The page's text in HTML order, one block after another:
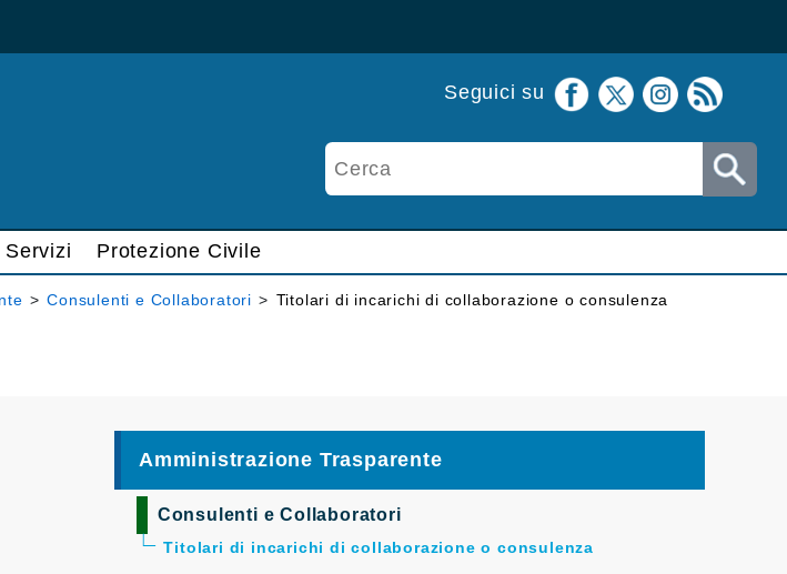
Seguici su
Servizi Protezione Civile
> Consulenti e Collaboratori > Titolari di incarichi di collaborazione o consulenza
Amministrazione Trasparente
Consulenti e Collaboratori
Titolari di incarichi di collaborazione o consulenza